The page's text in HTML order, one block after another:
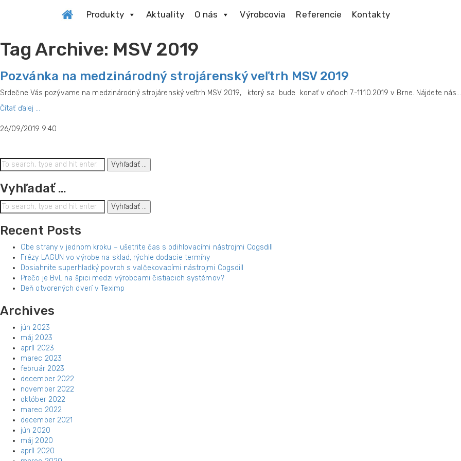
Produkty Aktuality O nás Výrobcovia Referencie Kontakty
Tag Archive: MSV 2019
Pozvánka na medzinárodný strojárenský veľtrh MSV 2019
Srdečne Vás pozývame na medzinárodný strojárenský veľtrh MSV 2019, ktorý sa bude konať v dňoch 7.-11.10.2019 v Brne. Nájdete nás...
Čítať ďalej ...
26/09/2019 9:40
Vyhľadať ...
Vyhľadať …
Vyhľadať ...
Recent Posts
Obe strany v jednom kroku – ušetrite čas s odihlovacími nástrojmi Cogsdill
Frézy LAGUN vo výrobe na sklad, rýchle dodacie termíny
Dosiahnite superhladký povrch s valčekovacími nástrojmi Cogsdill
Prečo je BvL na špici medzi výrobcami čistiacich systémov?
Deň otvorených dverí v Teximp
Archives
jún 2023
máj 2023
apríl 2023
marec 2023
február 2023
december 2022
november 2022
október 2022
marec 2022
december 2021
jún 2020
máj 2020
apríl 2020